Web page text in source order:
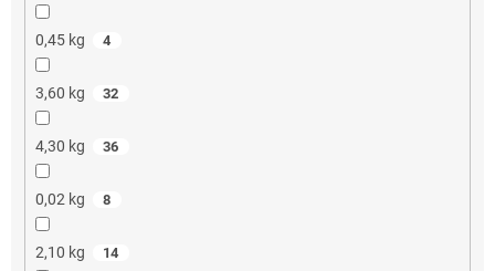
0,45 kg 4
3,60 kg 32
4,30 kg 36
0,02 kg 8
2,10 kg 14